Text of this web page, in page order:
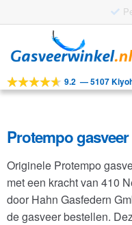
door
navigatie
naar
inhoud
Tools
Toepassingen
Klantenservice
FAQ
9.2 —5107
Protempo gasveer
Originele Protempo
met een kracht van 410
door Hahn Gasfedern
de gasveer bestellen.